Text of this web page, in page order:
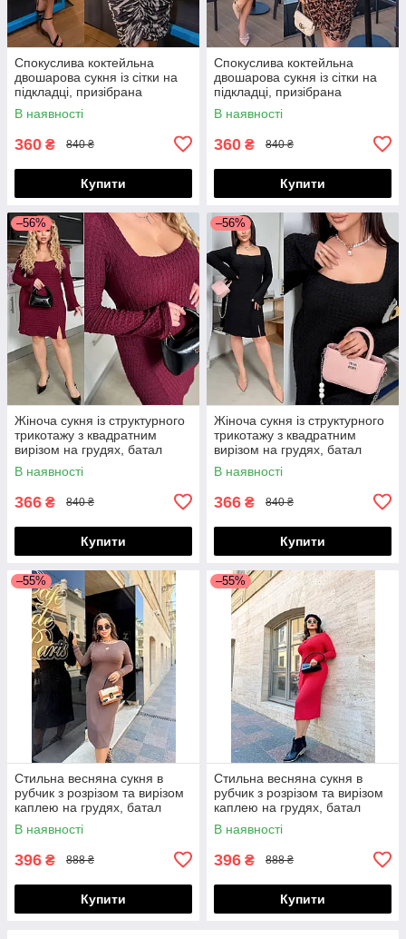
Спокуслива коктейльна
двошарова сукня із сітки на
підкладці, призібрана
спереду, норма і батал великі
розміри
В наявності
360 ₴ 840 ₴
Купити
Спокуслива коктейльна
двошарова сукня із сітки на
підкладці, призібрана
спереду, норма і батал великі
розміри
В наявності
360 ₴ 840 ₴
Купити
–56%
Жіноча сукня із структурного
трикотажу з квадратним
вирізом на грудях, батал
великі розміри
В наявності
366 ₴ 840 ₴
Купити
–56%
Жіноча сукня із структурного
трикотажу з квадратним
вирізом на грудях, батал
великі розміри
В наявності
366 ₴ 840 ₴
Купити
–55%
Стильна весняна сукня в
рубчик з розрізом та вирізом
каплею на грудях, батал
великі розміри
В наявності
396 ₴ 888 ₴
Купити
–55%
Стильна весняна сукня в
рубчик з розрізом та вирізом
каплею на грудях, батал
великі розміри
В наявності
396 ₴ 888 ₴
Купити